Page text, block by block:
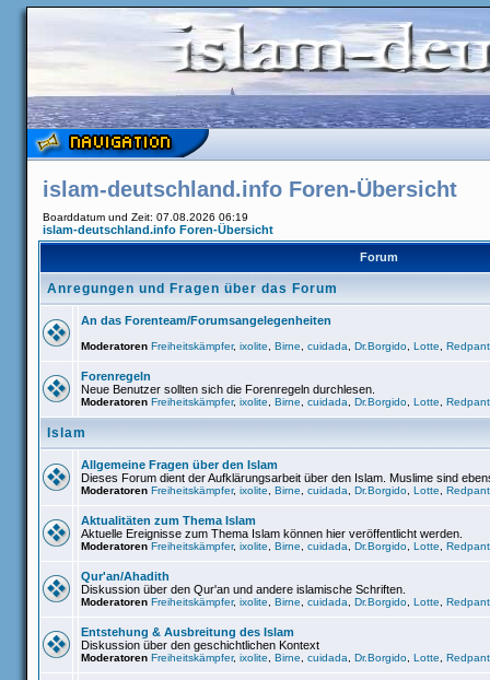
islam-deutschland.info Foren-Übersicht
Boarddatum und Zeit: 07.08.2026 06:19
islam-deutschland.info Foren-Übersicht
Forum
Anregungen und Fragen über das Forum
An das Forenteam/Forumsangelegenheiten
Moderatoren Freiheitskämpfer, ixolite Birne cuidada Dr.Borgido Lotte
Forenregeln
Neue Benutzer sollten sich die Forenregeln durchlesen.
Moderatoren Freiheitskämpfer, ixolite Birne cuidada Dr.Borgido Lotte
Islam
Allgemeine Fragen über den Islam
Dieses Forum dient der Aufklärungsarbeit über den Islam. Muslime sind
Moderatoren Freiheitskämpfer, ixolite Birne cuidada Dr.Borgido Lotte
Aktualitäten zum Thema Islam
Aktuelle Ereignisse zum Thema Islam können hier veröffentlicht werden.
Moderatoren Freiheitskämpfer, ixolite Birne cuidada Dr.Borgido Lotte
Qur'an/Ahadith
Diskussion über den Qur'an und andere islamische Schriften.
Moderatoren Freiheitskämpfer, ixolite Birne cuidada Dr.Borgido Lotte
Entstehung & Ausbreitung des Islam
Diskussion über den geschichtlichen Kontext
Moderatoren Freiheitskämpfer, ixolite Birne cuidada Dr.Borgido Lotte